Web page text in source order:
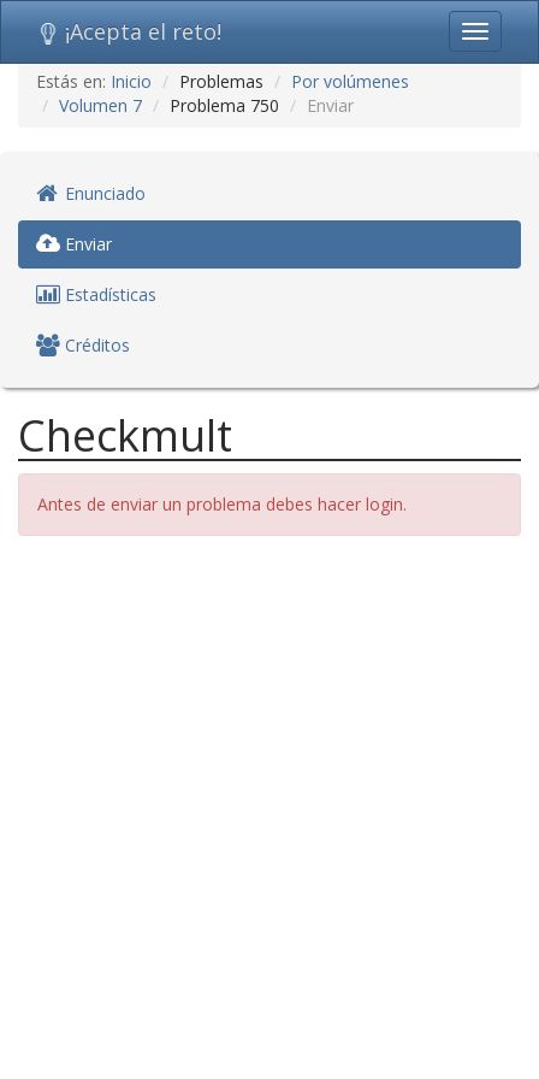
Ir
contenido
Toggle
¡Acepta el reto!
Estás en: Inicio Problemas
Por volúmenes
Volumen 7
Problema 750 Enviar
Enunciado
Enviar
Estadísticas
Créditos
Checkmult
Antes de enviar un problema debes hacer login.